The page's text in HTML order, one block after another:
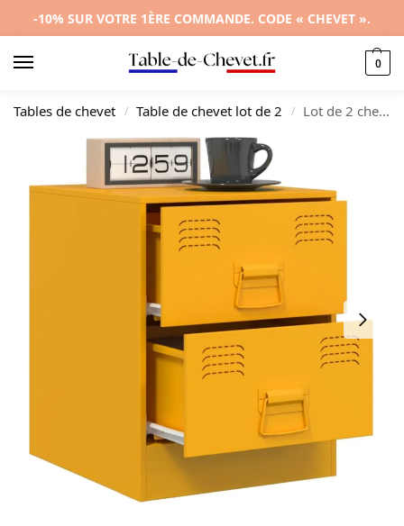
-10% SUR VOTRE 1ÈRE COMMANDE. CODE « CHEVET ».
0
Tables de chevet / Table de chevet lot de 2 / Lot de 2 chevets acier design moderne suspendu, 34.5x39x44cm